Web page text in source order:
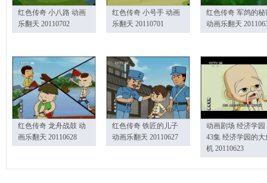
红色传奇 小八路 动画
乐翻天 20110702
红色传奇 小号手 动画
乐翻天 20110701
红色传奇 军鸽的秘
动画乐翻天
红色传奇 龙舟战鼓 动
画乐翻天 20110628
红色传奇 铁匠的儿子
动画乐翻天 20110627
动画剧场 经济学园
43集 经济学园的大
机 20110623